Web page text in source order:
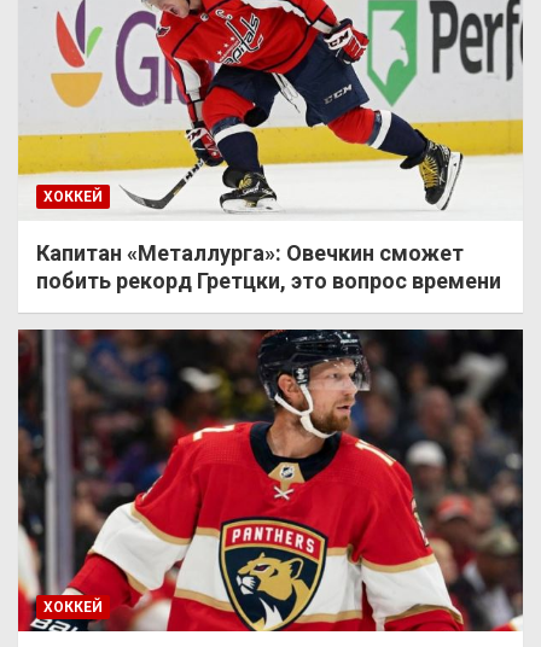
ХОККЕЙ
Капитан «Металлурга»: Овечкин сможет
побить рекорд Гретцки, это вопрос времени
ХОККЕЙ